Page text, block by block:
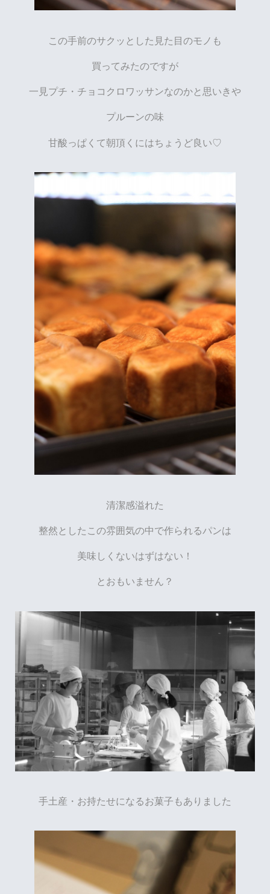
この手前のサクッとした見た目のモノも
買ってみたのですが
一見プチ・チョコクロワッサンなのかと思いきや
プルーンの味
甘酸っぱくて朝頂くにはちょうど良い♡
清潔感溢れた
整然としたこの雰囲気の中で作られるパンは
美味しくないはずはない！
とおもいません？
手土産・お持たせになるお菓子もありました